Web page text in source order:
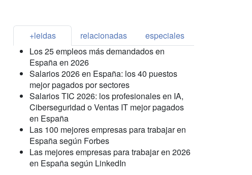
+leidas relacionadas
especiales
Los 25 empleos más demandados en
España en 2026
Salarios 2026 en España: los 40 puestos
mejor pagados por sectores
Salarios TIC 2026: los profesionales en IA,
Ciberseguridad o Ventas IT mejor pagados
en España
Las 100 mejores empresas para trabajar en
España según Forbes
Las mejores empresas para trabajar en 2026
en España según LinkedIn